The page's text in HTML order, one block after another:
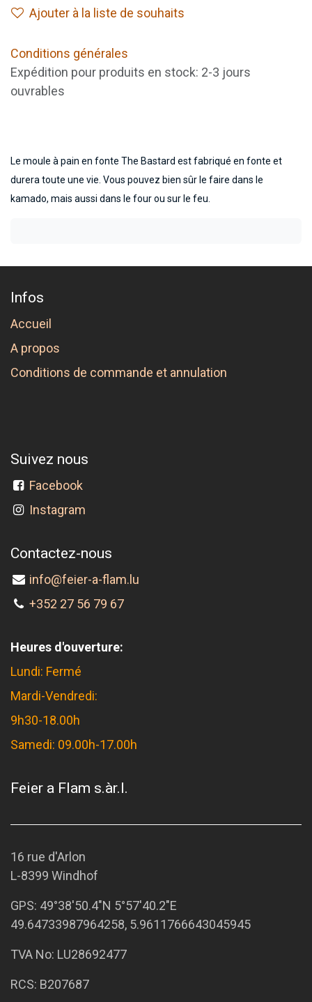
Ajouter à la liste de souhaits
Conditions générales
Expédition pour produits en stock: 2-3 jours
ouvrables
Le moule à pain en fonte The Bastard est fabriqué en fonte et
durera toute une vie. Vous pouvez bien sûr le faire dans le
kamado, mais aussi dans le four ou sur le feu.
Infos
Accueil
A propos
Conditions de commande et annulation
Suivez nous
Facebook
Instagram
Contactez-nous
info@feier-a-flam.lu
+352 27 56 79 67
Heures d'ouverture:
Lundi: Fermé
Mardi-Vendredi:
9h30-18.00h
Samedi: 09.00h-17.00h
Feier a Flam s.àr.l.
16 rue d'Arlon
L-8399 Windhof
GPS: 49°38'50.4"N 5°57'40.2"E
49.64733987964258, 5.9611766643045945
TVA No: LU28692477
RCS: B207687